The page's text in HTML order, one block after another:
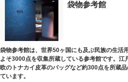
創建当初の社号は「石清水八幡宮」でしたが、
称しました。江戸城鬼門除の守護神ならびに徳
尊崇され、社地は200石の朱印地を賜り、江戸
えられています。赤穂義士討ち入りの成功祈願
犬」ゆかりの神社としても知られるパワースポッ
袋物参考館
袋物参考館は、世界50ヶ国にも及ぶ民族の生活
よそ3000点を収集所蔵している参考館です。江
欧のトナカイ皮革のバッグなど約300点を所蔵
ています。